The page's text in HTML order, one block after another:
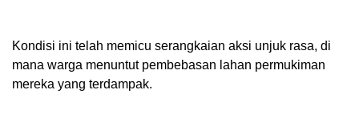
Kondisi ini telah memicu serangkaian aksi unjuk rasa, di
mana warga menuntut pembebasan lahan permukiman
mereka yang terdampak.